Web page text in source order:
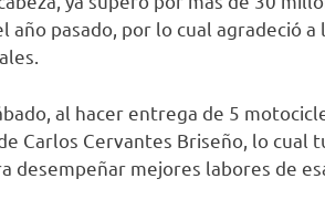
año pasado, por lo cual agradeció
al hacer entrega de 5
Carlos Cervantes Briseño, lo cual
desempeñar mejores labores de